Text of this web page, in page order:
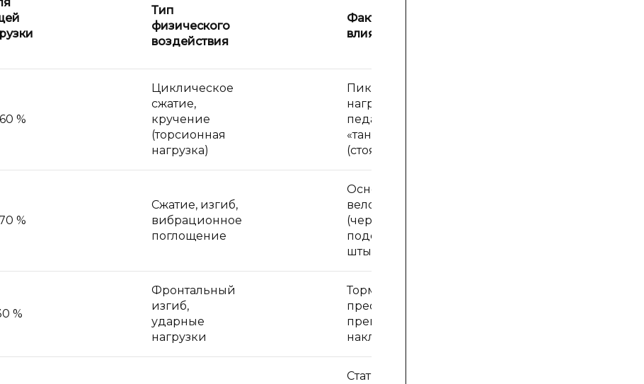
Тип
физического
воздействия
Факторы
влияния
%
Циклическое
сжатие,
кручение
(торсионная
нагрузка)
Пиковые
нагрузки при
педалировании
«танцовщицей»
(стоя).
%
Сжатие, изгиб,
вибрационное
поглощение
Основной вес
велосипедиста
(через
подседельный
штырь).
%
Фронтальный
изгиб,
ударные
нагрузки
Торможение,
преодоление
препятствий,
наклон корпуса.
Статическая